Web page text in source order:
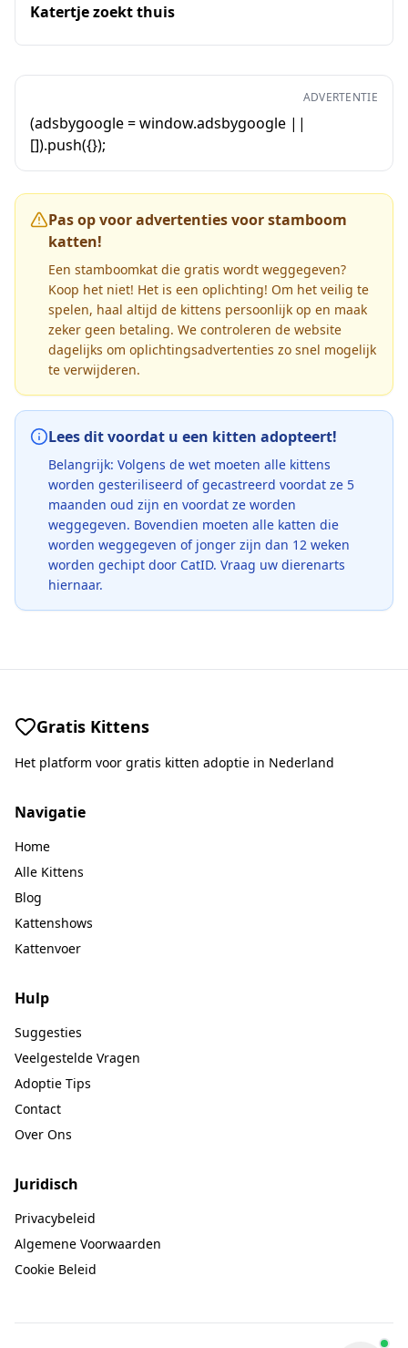
Katertje zoekt thuis
ADVERTENTIE
(adsbygoogle = window.adsbygoogle ||
[]).push({});
Pas op voor advertenties voor stamboom
katten!
Een stamboomkat die gratis wordt weggegeven?
Koop het niet! Het is een oplichting! Om het veilig te
spelen, haal altijd de kittens persoonlijk op en maak
zeker geen betaling. We controleren de website
dagelijks om oplichtingsadvertenties zo snel mogelijk
te verwijderen.
Lees dit voordat u een kitten adopteert!
Belangrijk: Volgens de wet moeten alle kittens
worden gesteriliseerd of gecastreerd voordat ze 5
maanden oud zijn en voordat ze worden
weggegeven. Bovendien moeten alle katten die
worden weggegeven of jonger zijn dan 12 weken
worden gechipt door CatID. Vraag uw dierenarts
hiernaar.
Gratis Kittens
Het platform voor gratis kitten adoptie in Nederland
Navigatie
Home
Alle Kittens
Blog
Kattenshows
Kattenvoer
Hulp
Suggesties
Veelgestelde Vragen
Adoptie Tips
Contact
Over Ons
Juridisch
Privacybeleid
Algemene Voorwaarden
Cookie Beleid